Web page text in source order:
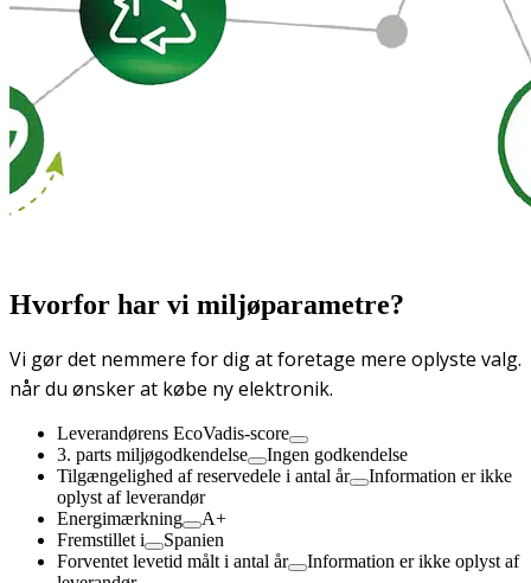
Hvorfor har vi miljøparametre?
Vi gør det nemmere for dig at foretage mere oplyste valg.
når du ønsker at købe ny elektronik.
Leverandørens EcoVadis-score
3. parts miljøgodkendelse
Ingen godkendelse
Tilgængelighed af reservedele i antal år
Information er ikke
oplyst af leverandør
Energimærkning
A+
Fremstillet i
Spanien
Forventet levetid målt i antal år
Information er ikke oplyst af